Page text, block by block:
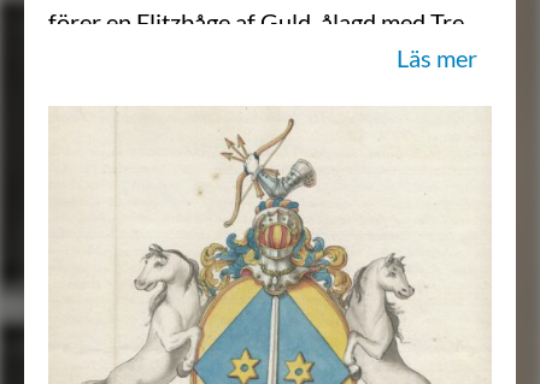
förer en Flitzbåge af Guld, ålagd med Tre
Pilar af samma Metall. Hielm Krantzen är
wriden af Guld och Blått. Skiöldhållare äro
Twenne Grå med utwände hufwuden sig
tillbaka seende modige Hästar. Aldeles
som det sama här med sina rätta och
egendtliga Färgor afmålat finnes.”
Sköldebrevsavskrifter, RHA, Stf 01:126-
Läs mer